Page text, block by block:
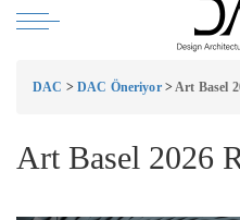
DAC > DAC Öneriyor> Art Basel
Art Basel 2026